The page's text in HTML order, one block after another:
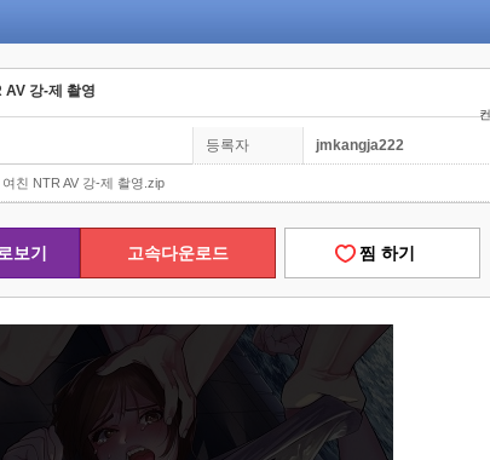
강-제 촬영
등록자 jmkangja222
친 NTR AV 강-제 촬영.zip
보기 고속다운로드 찜 하기